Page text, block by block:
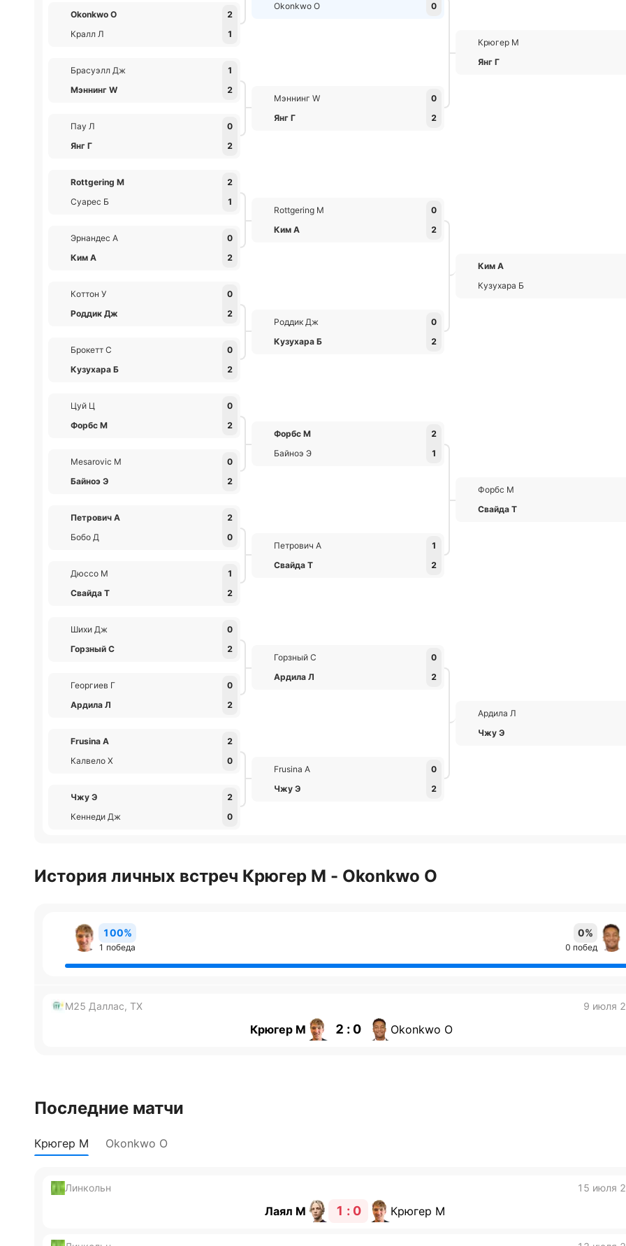
Okonkwo О
2
Кралл Л
1
Брасуэлл Дж
1
Мэннинг W
2
Пау Л
0
Янг Г
2
Rottgering М
2
Суарес Б
1
Эрнандес А
0
Ким А
2
Коттон У
0
Роддик Дж
2
Брокетт С
0
Кузухара Б
2
Цуй Ц
0
Форбс М
2
Mesarovic М
0
Байноэ Э
2
Петрович А
2
Бобо Д
0
Дюссо М
1
Свайда Т
2
Шихи Дж
0
Горзный С
2
Георгиев Г
0
Ардила Л
2
Frusina А
2
Калвело Х
0
Чжу Э
2
Кеннеди Дж
0
Okonkwo О
0
Мэннинг W
0
Янг Г
2
Rottgering М
0
Ким А
2
Роддик Дж
0
Кузухара Б
2
Форбс М
2
Байноэ Э
1
Петрович А
1
Свайда Т
2
Горзный С
0
Ардила Л
2
Frusina А
0
Чжу Э
2
Крюгер М
Янг Г
Ким А
Кузухара Б
Форбс М
Свайда Т
Ардила Л
Чжу Э
История личных встреч Крюгер М - Okonkwo О
100%
1 победа
0%
0 побед
M25 Даллас, TX 9 июля
Крюгер М 2 : 0 Okonkwo О
Последние матчи
Крюгер М Okonkwo О
Линкольн 15 июля
Лаял М 1 : 0 Крюгер М